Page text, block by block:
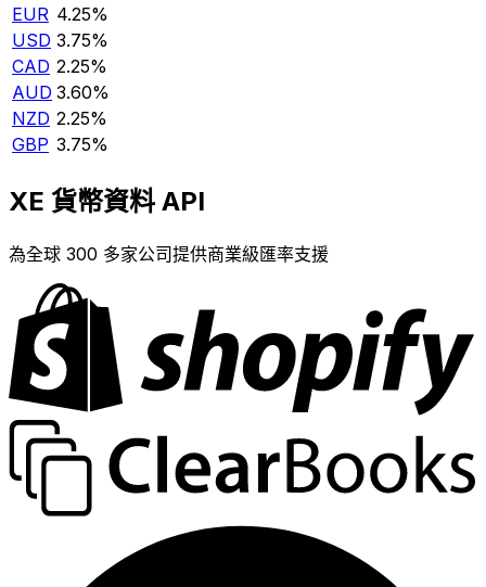
EUR 4.25%
USD 3.75%
CAD 2.25%
AUD 3.60%
NZD 2.25%
GBP 3.75%
XE 貨幣資料 API
為全球 300 多家公司提供商業級匯率支援